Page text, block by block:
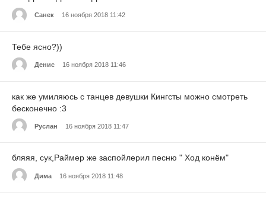
Санек 16 ноября 2018 11:42
Тебе ясно?))
Денис 16 ноября 2018 11:46
как же умиляюсь с танцев девушки Кингсты можно смотреть
бесконечно :3
Руслан 16 ноября 2018 11:47
бляяя, сук,Раймер же заспойлерил песню " Ход конём"
Дима 16 ноября 2018 11:48